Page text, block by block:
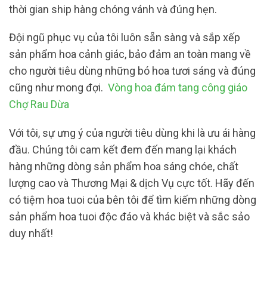
thời gian ship hàng chóng vánh và đúng hẹn.
Đội ngũ phục vụ của tôi luôn sẵn sàng và sắp xếp
sản phẩm hoa cảnh giác, bảo đảm an toàn mang về
cho người tiêu dùng những bó hoa tươi sáng và đúng
cũng như mong đợi. Vòng hoa đám tang công giáo
Chợ Rau Dừa
Với tôi, sự ưng ý của người tiêu dùng khi là ưu ái hàng
đầu. Chúng tôi cam kết đem đến mang lại khách
hàng những dòng sản phẩm hoa sáng chóe, chất
lượng cao và Thương Mại & dịch Vụ cực tốt. Hãy đến
có tiệm hoa tuoi của bên tôi để tìm kiếm những dòng
sản phẩm hoa tuoi độc đáo và khác biệt và sắc sảo
duy nhất!